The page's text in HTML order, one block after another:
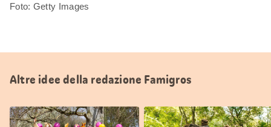
Foto: Getty Images
Altre idee della redazione Famigros